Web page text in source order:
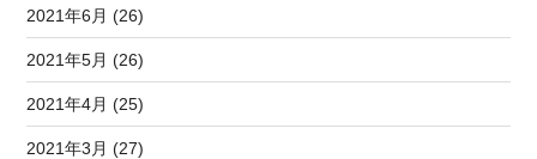
2021年6月 (26)
2021年5月 (26)
2021年4月 (25)
2021年3月 (27)